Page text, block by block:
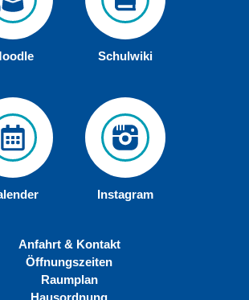
Schulwiki
Instagram
Anfahrt & Kontakt
Öffnungszeiten
Raumplan
Hausordnung